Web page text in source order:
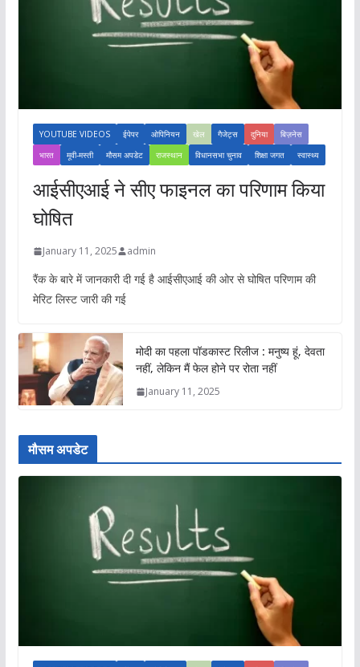
YOUTUBE VIDEOS ईपेपर ओपिनियन खेल गैजेट्स दुनिया
बिज़नेस
भारत
मूवी-मस्ती मौसम अपडेट राजस्थान विधानसभा चुनाव शिक्षा जगत स्वास्थ्य
आईसीएआई ने सीए फाइनल का परिणाम किया
घोषित
January 11, 2025 admin
रैंक के बारे में जानकारी दी गई है आईसीएआई की ओर से घोषित परिणाम की
मेरिट लिस्ट जारी की गई
मोदी का पहला पॉडकास्ट रिलीज : मनुष्य हूं, देवता
नहीं, लेकिन मैं फेल होने पर रोता नहीं
January 11, 2025
मौसम अपडेट